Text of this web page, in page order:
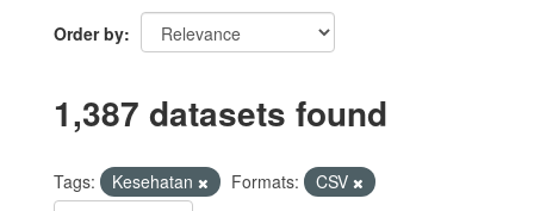
Order by
1,387 datasets found
Tags: Kesehatan Formats:
CSV